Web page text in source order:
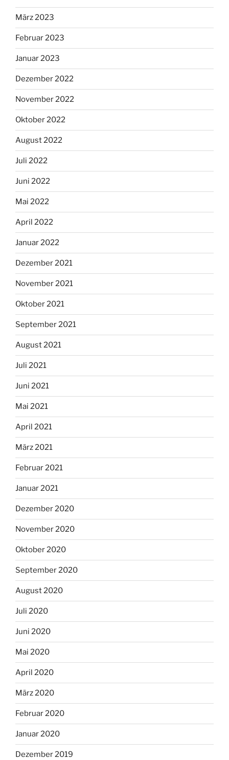
März 2023
Februar 2023
Januar 2023
Dezember 2022
November 2022
Oktober 2022
August 2022
Juli 2022
Juni 2022
Mai 2022
April 2022
Januar 2022
Dezember 2021
November 2021
Oktober 2021
September 2021
August 2021
Juli 2021
Juni 2021
Mai 2021
April 2021
März 2021
Februar 2021
Januar 2021
Dezember 2020
November 2020
Oktober 2020
September 2020
August 2020
Juli 2020
Juni 2020
Mai 2020
April 2020
März 2020
Februar 2020
Januar 2020
Dezember 2019